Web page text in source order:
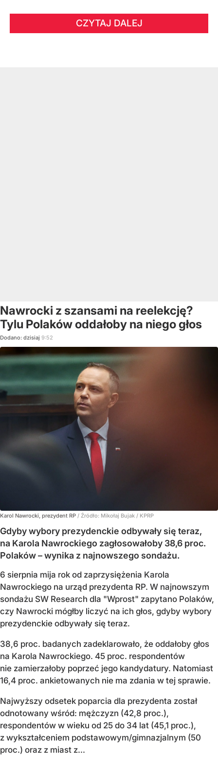
CZYTAJ DALEJ
Nawrocki z szansami na reelekcję?
Tylu Polaków oddałoby na niego głos
Dodano: dzisiaj 9:52
Karol Nawrocki, prezydent RP / Źródło: Mikołaj Bujak / KPRP
Gdyby wybory prezydenckie odbywały się teraz,
na Karola Nawrockiego zagłosowałoby 38,6 proc.
Polaków – wynika z najnowszego sondażu.
6 sierpnia mija rok od zaprzysiężenia Karola
Nawrockiego na urząd prezydenta RP. W najnowszym
sondażu SW Research dla "Wprost" zapytano Polaków,
czy Nawrocki mógłby liczyć na ich głos, gdyby wybory
prezydenckie odbywały się teraz.
38,6 proc. badanych zadeklarowało, że oddałoby głos
na Karola Nawrockiego. 45 proc. respondentów
nie zamierzałoby poprzeć jego kandydatury. Natomiast
16,4 proc. ankietowanych nie ma zdania w tej sprawie.
Najwyższy odsetek poparcia dla prezydenta został
odnotowany wśród: mężczyzn (42,8 proc.),
respondentów w wieku od 25 do 34 lat (45,1 proc.),
z wykształceniem podstawowym/gimnazjalnym (50
proc.) oraz z miast z...